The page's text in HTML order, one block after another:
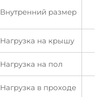
Внутренний размер
Нагрузка на крышу
Нагрузка на пол
Нагрузка в проходе